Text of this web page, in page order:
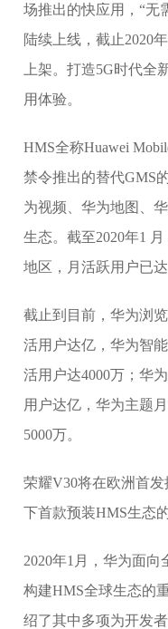
场推出的快应用，“无
陆续上线，截止2020
上架。打造5G时代全
用体验。
HMS全称Huawei
禁令推出的替代GMS
为视频、华为地图、
生态。截至2020年1
地区，月活跃用户已
截止到目前，华为浏
活用户达亿，华为智
活用户达4000万；华
用户达亿，华为主题
5000万。
荣耀V30将在欧洲首
下首款预装HMS生态
2020年1月，华为面向
构建HMS全球生态的
绍了其中多项为开发